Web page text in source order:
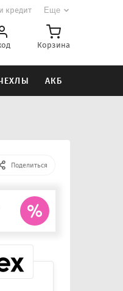
кредит Еще
Корзина
АКБ
Поделиться